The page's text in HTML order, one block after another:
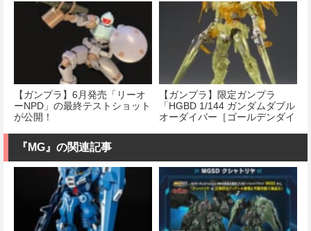
売！！
【ガンプラ】6月発売「リーオ
ーNPD」の最終テストショット
が公開！
【ガンプラ】限定ガンプラ
「HGBD 1/144 ガンダムダブル
オーダイバー［ゴールデンダイ
『MG』の関連記事